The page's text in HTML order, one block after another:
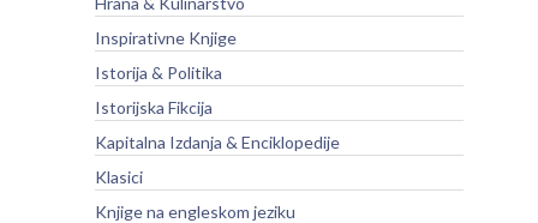
Inspirativne Knjige
Istorija & Politika
Istorijska Fikcija
Kapitalna Izdanja & Enciklopedije
Klasici
Knjige na engleskom jeziku